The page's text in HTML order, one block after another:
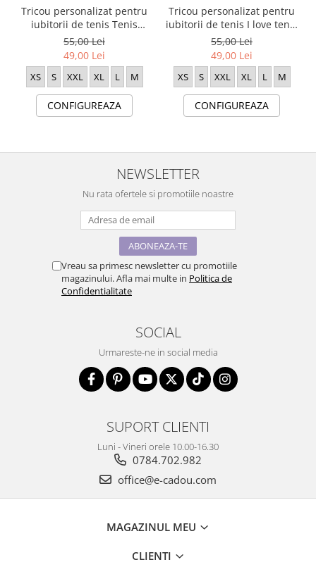
Tricou personalizat pentru
iubitorii de tenis Tenis
Heart TNS5005
55,00 Lei
49,00 Lei
XS S XXL XL L M
CONFIGUREAZA
Tricou personalizat pentru
iubitorii de tenis I love tenis
TNS5009
55,00 Lei
49,00 Lei
XS S XXL XL L M
CONFIGUREAZA
NEWSLETTER
Nu rata ofertele si promotiile noastre
Vreau sa primesc newsletter cu promotiile
magazinului. Afla mai multe in Politica de
Confidentialitate
SOCIAL
Urmareste-ne in social media
SUPORT CLIENTI
Luni - Vineri orele 10.00-16.30
0784.702.982
office@e-cadou.com
MAGAZINUL MEU
CLIENTI